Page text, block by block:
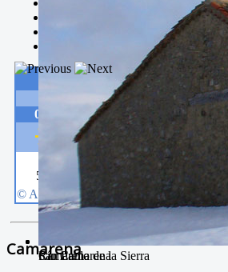
Río Camarena
Camarena de la Sierra
San Pablo
La estación de esquí de Javalambre
Larga vida a las escuelas
Camarena